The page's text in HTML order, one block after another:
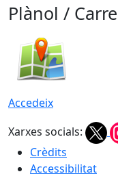
Plànol /
Accedeix
Xarxes socials:
Crèdits
Accessibilitat